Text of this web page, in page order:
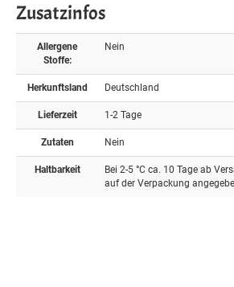
Zusatzinfos
Allergene
Stoffe:
Nein
Herkunftsland Deutschland
Lieferzeit 1-2 Tage
Zutaten Nein
Haltbarkeit
Bei 2-5 °C ca. 10 Tage ab
auf der Verpackung